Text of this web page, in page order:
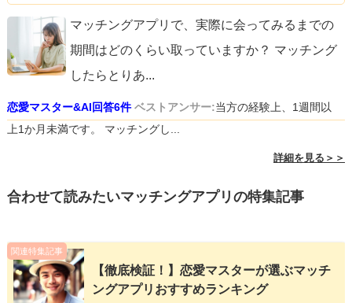
マッチングアプリで、実際に会ってみるまでの
期間はどのくらい取っていますか？ マッチング
したらとりあ...
恋愛マスター&AI回答6件 ベストアンサー:当方の経験上、1週間以
上1か月未満です。 マッチングし...
詳細を見る＞＞
合わせて読みたいマッチングアプリの特集記事
関連特集記事
【徹底検証！】恋愛マスターが選ぶマッチ
ングアプリおすすめランキング